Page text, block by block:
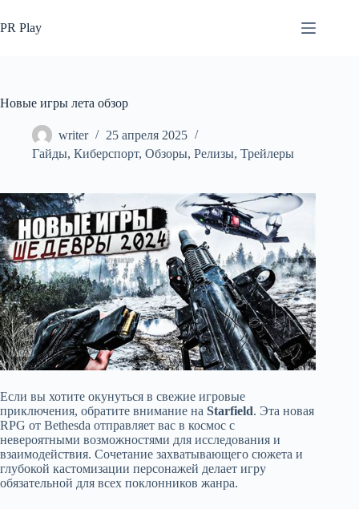
к
сути
PR Play
Новые игры лета обзор
writer
25 апреля 2025
Гайды, Киберспорт, Обзоры, Релизы, Трейлеры
Если вы хотите окунуться в свежие игровые
приключения, обратите внимание на Starfield. Эта новая
RPG от Bethesda отправляет вас в космос с
невероятными возможностями для исследования и
взаимодействия. Сочетание захватывающего сюжета и
глубокой кастомизации персонажей делает игру
обязательной для всех поклонников жанра.